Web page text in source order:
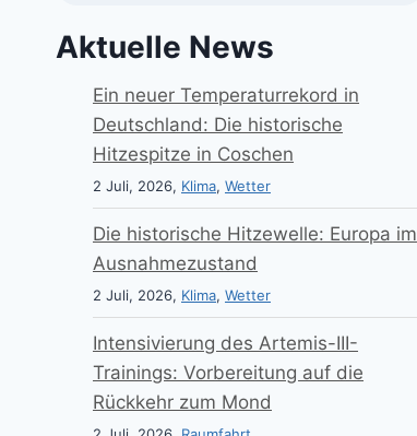
Aktuelle News
Ein neuer Temperaturrekord in
Deutschland: Die historische
Hitzespitze in Coschen
2 Juli, 2026, Klima, Wetter
Die historische Hitzewelle: Europa im
Ausnahmezustand
2 Juli, 2026, Klima, Wetter
Intensivierung des Artemis-III-
Trainings: Vorbereitung auf die
Rückkehr zum Mond